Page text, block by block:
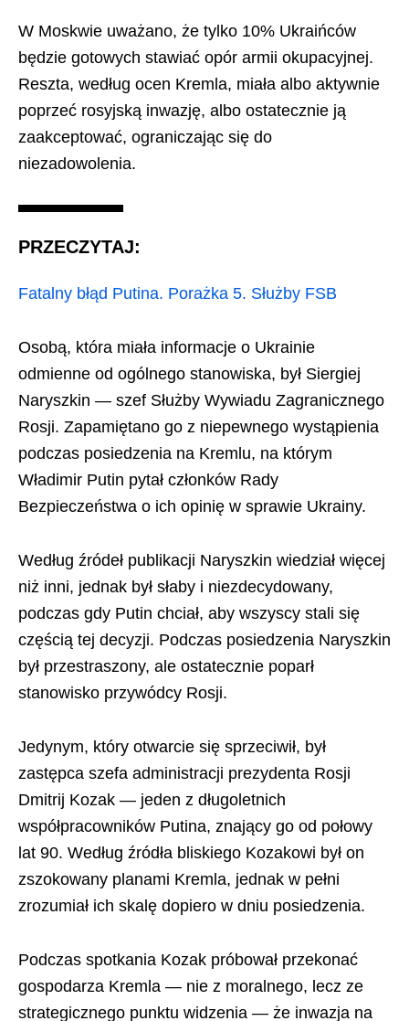
W Moskwie uważano, że tylko 10% Ukraińców
będzie gotowych stawiać opór armii okupacyjnej.
Reszta, według ocen Kremla, miała albo aktywnie
poprzeć rosyjską inwazję, albo ostatecznie ją
zaakceptować, ograniczając się do
niezadowolenia.
PRZECZYTAJ:
Fatalny błąd Putina. Porażka 5. Służby FSB
Osobą, która miała informacje o Ukrainie
odmienne od ogólnego stanowiska, był Siergiej
Naryszkin — szef Służby Wywiadu Zagranicznego
Rosji. Zapamiętano go z niepewnego wystąpienia
podczas posiedzenia na Kremlu, na którym
Władimir Putin pytał członków Rady
Bezpieczeństwa o ich opinię w sprawie Ukrainy.
Według źródeł publikacji Naryszkin wiedział więcej
niż inni, jednak był słaby i niezdecydowany,
podczas gdy Putin chciał, aby wszyscy stali się
częścią tej decyzji. Podczas posiedzenia Naryszkin
był przestraszony, ale ostatecznie poparł
stanowisko przywódcy Rosji.
Jedynym, który otwarcie się sprzeciwił, był
zastępca szefa administracji prezydenta Rosji
Dmitrij Kozak — jeden z długoletnich
współpracowników Putina, znający go od połowy
lat 90. Według źródła bliskiego Kozakowi był on
zszokowany planami Kremla, jednak w pełni
zrozumiał ich skalę dopiero w dniu posiedzenia.
Podczas spotkania Kozak próbował przekonać
gospodarza Kremla — nie z moralnego, lecz ze
strategicznego punktu widzenia — że inwazja na